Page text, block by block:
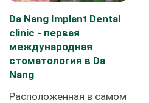
Da Nang Implant Dental
clinic - первая
международная
стоматология в Da
Nang
Расположенная в самом